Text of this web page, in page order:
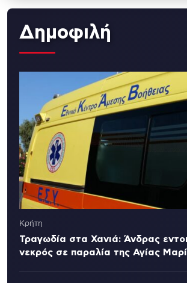
Δημοφιλή
Κρήτη
Τραγωδία στα Χανιά: Άνδρας
νεκρός σε παραλία της Αγίας